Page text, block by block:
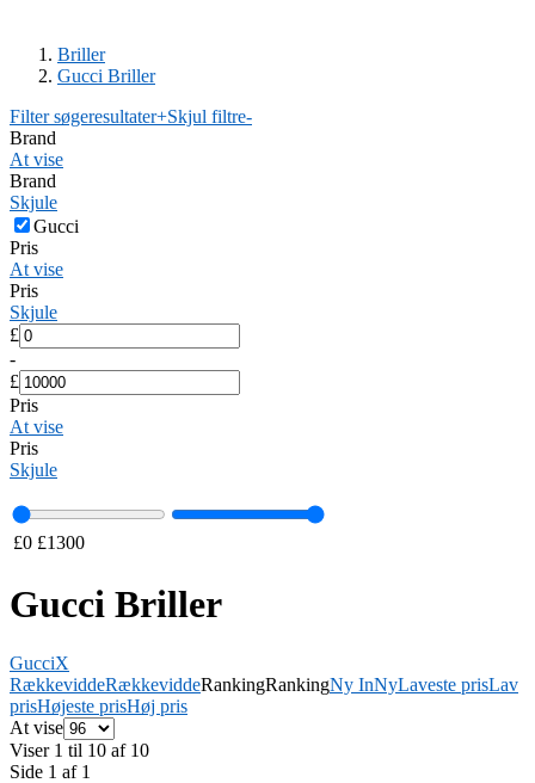
Briller
Gucci Briller
Filter søgeresultater+Skjul filtre-
Brand
At vise
Brand
Skjule
Gucci
Pris
At vise
Pris
Skjule
£
-
£
Pris
At vise
Pris
Skjule
£0 £1300
Gucci Briller
GucciX
RækkeviddeRækkeviddeRankingRankingNy InNyLaveste prisLav
prisHøjeste prisHøj pris
At vise
Viser 1 til 10 af 10
Side 1 af 1